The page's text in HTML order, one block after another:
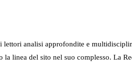
analisi approfondite e
del sito nel suo complesso. La